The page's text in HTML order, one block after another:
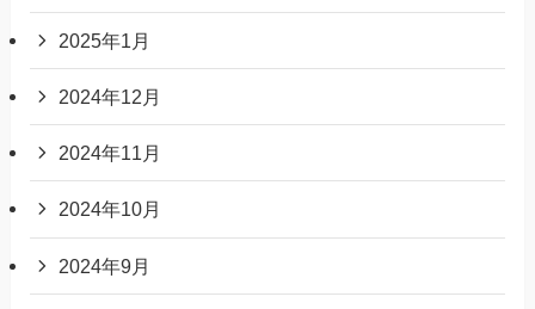
2025年1月
2024年12月
2024年11月
2024年10月
2024年9月